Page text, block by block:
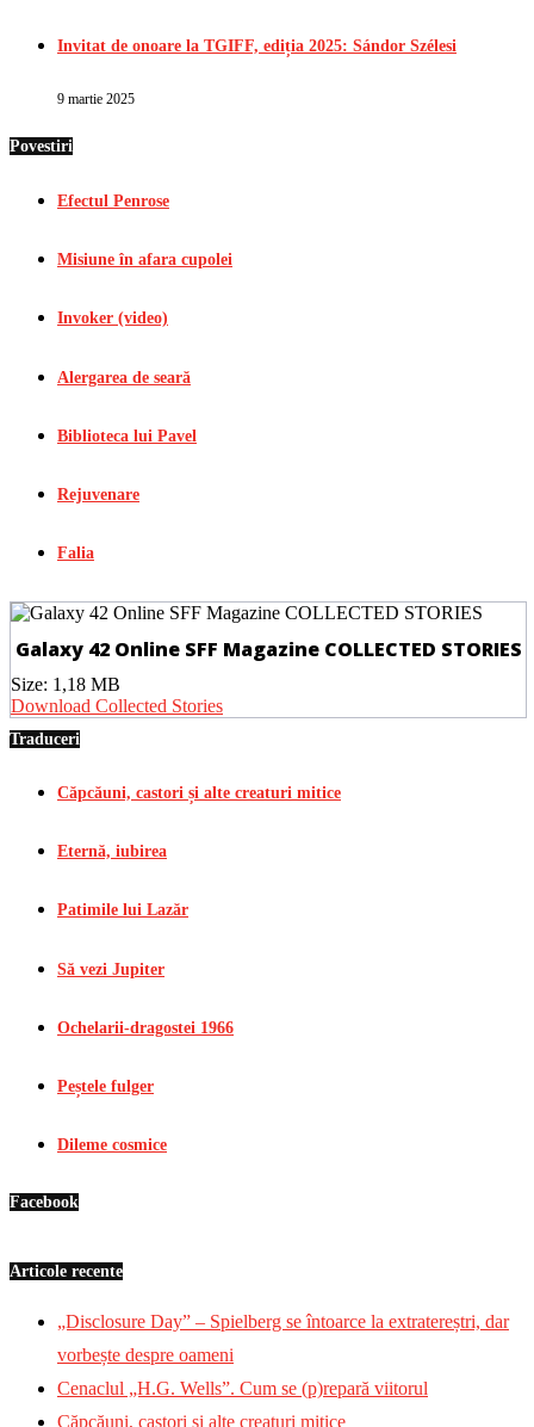
Invitat de onoare la TGIFF, ediția 2025: Sándor Szélesi
9 martie 2025
Povestiri
Efectul Penrose
Misiune în afara cupolei
Invoker (video)
Alergarea de seară
Biblioteca lui Pavel
Rejuvenare
Falia
Galaxy 42 Online SFF Magazine COLLECTED STORIES
Size: 1,18 MB
Download Collected Stories
Traduceri
Căpcăuni, castori și alte creaturi mitice
Eternă, iubirea
Patimile lui Lazăr
Să vezi Jupiter
Ochelarii-dragostei 1966
Peștele fulger
Dileme cosmice
Facebook
Articole recente
„Disclosure Day” – Spielberg se întoarce la extratereștri, dar
vorbește despre oameni
Cenaclul „H.G. Wells”. Cum se (p)repară viitorul
Căpcăuni, castori și alte creaturi mitice